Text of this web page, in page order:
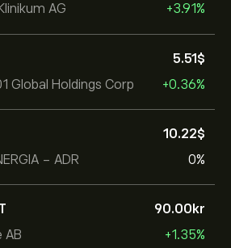
AG
+3.91%
Global Holdings Corp
5.51‎$‎
+0.36%
- ADR
10.22‎$‎
0%
AB
90.00‎kr‎
+1.35%